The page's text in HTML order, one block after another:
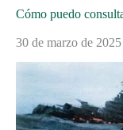
Cómo puedo
30 de marzo de 2025